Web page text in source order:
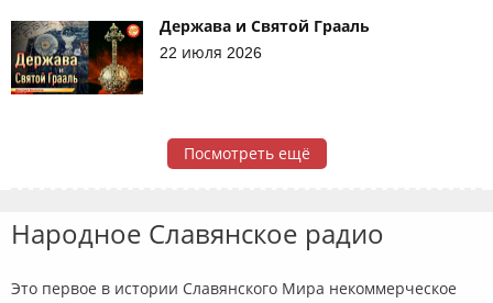
Держава и Святой Грааль
22 июля 2026
Посмотреть ещё
Народное Славянское радио
Это первое в истории Славянского Мира некоммерческое